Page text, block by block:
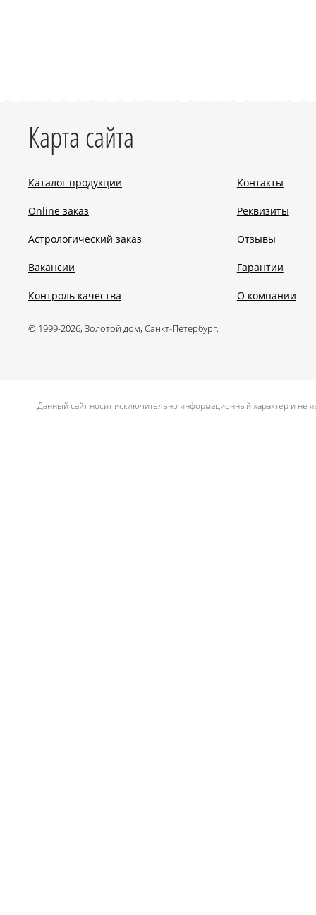
Карта сайта
Каталог продукции
Online заказ
Астрологический заказ
Вакансии
Контроль качества
Контакты
Реквизиты
Отзывы
Гарантии
О компании
© 1999-2026, Золотой дом, Санкт-Петербург.
Данный сайт носит исключительно информационный характер и не